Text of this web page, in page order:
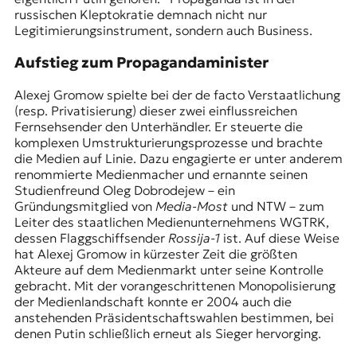
russischen Kleptokratie demnach nicht nur
Legitimierungsinstrument, sondern auch Business.
Aufstieg zum Propagandaminister
Alexej Gromow spielte bei der de facto Verstaatlichung
(resp. Privatisierung) dieser zwei einflussreichen
Fernsehsender den Unterhändler. Er steuerte die
komplexen Umstrukturierungsprozesse und brachte
die Medien auf Linie. Dazu engagierte er unter anderem
renommierte Medienmacher und ernannte seinen
Studienfreund Oleg Dobrodejew – ein
Gründungsmitglied von Media-Mostund NTW – zum
Leiter des staatlichen Medienunternehmens WGTRK,
dessen Flaggschiffsender Rossija-1ist. Auf diese Weise
hat Alexej Gromow in kürzester Zeit die größten
Akteure auf dem Medienmarkt unter seine Kontrolle
gebracht. Mit der vorangeschrittenen Monopolisierung
der Medienlandschaft konnte er 2004 auch die
anstehenden Präsidentschaftswahlen bestimmen, bei
denen Putin schließlich erneut als Sieger hervorging.